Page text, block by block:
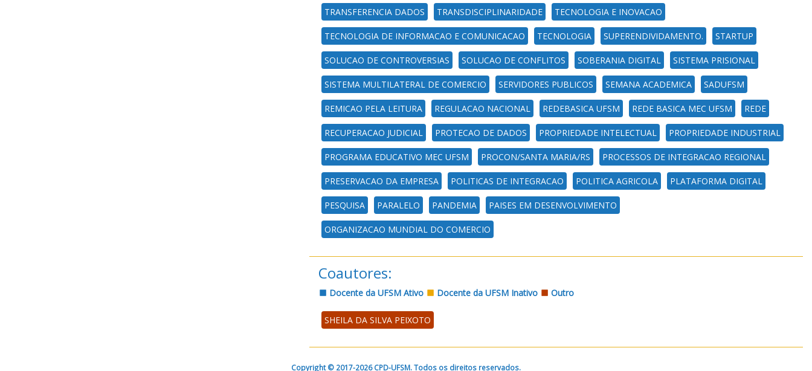
TRANSFERENCIA DADOS TRANSDISCIPLINARIDADE TECNOLOGIA E INOVACAO
TECNOLOGIA DE INFORMACAO E COMUNICACAO TECNOLOGIA SUPERENDIVIDAMENTO. STARTUP
SOLUCAO DE CONTROVERSIAS SOLUCAO DE CONFLITOS SOBERANIA DIGITAL SISTEMA PRISIONAL
SISTEMA MULTILATERAL DE COMERCIO SERVIDORES PUBLICOS SEMANA ACADEMICA SADUFSM
REMICAO PELA LEITURA REGULACAO NACIONAL REDEBASICA UFSM REDE BASICA MEC UFSM REDE
RECUPERACAO JUDICIAL PROTECAO DE DADOS PROPRIEDADE INTELECTUAL PROPRIEDADE INDUSTRIAL
PROGRAMA EDUCATIVO MEC UFSM PROCON/SANTA MARIA/RS PROCESSOS DE INTEGRACAO REGIONAL
PRESERVACAO DA EMPRESA POLITICAS DE INTEGRACAO POLITICA AGRICOLA PLATAFORMA DIGITAL
PESQUISA PARALELO PANDEMIA PAISES EM DESENVOLVIMENTO
ORGANIZACAO MUNDIAL DO COMERCIO
Coautores:
Docente da UFSM Ativo Docente da UFSM Inativo Outro
SHEILA DA SILVA PEIXOTO
Copyright © 2017-2026 CPD-UFSM. Todos os direitos reservados.